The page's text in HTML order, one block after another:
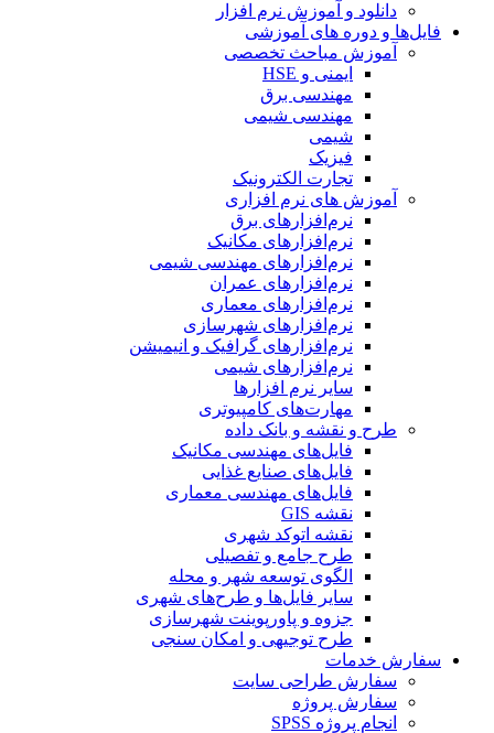
دانلود و آموزش نرم افزار
فایل‌ها و دوره های آموزشی
آموزش مباحث تخصصی
ایمنی و HSE
مهندسی برق
مهندسی شیمی
شیمی
فیزیک
تجارت الکترونیک
آموزش های نرم افزاری
نرم‌افزارهای برق
نرم‌افزارهای مکانیک
نرم‌افزارهای مهندسی شیمی
نرم‌افزارهای عمران
نرم‌افزارهای معماری
نرم‌افزارهای شهرسازی
نرم‌افزارهای گرافیک و انیمیشن
نرم‌افزارهای شیمی
سایر نرم افزارها
مهارت‌های کامپیوتری
طرح و نقشه و بانک داده
فایل‌های مهندسی مکانیک
فایل‌های صنایع غذایی
فایل‌های مهندسی معماری
نقشه GIS
نقشه اتوکد شهری
طرح جامع و تفصیلی
الگوی توسعه شهر و محله
سایر فایل‌ها و طرح‌های شهری
جزوه و پاورپوینت شهرسازی
طرح توجیهی و امکان سنجی
سفارش خدمات
سفارش طراحی سایت
سفارش پروژه
انجام پروژه SPSS